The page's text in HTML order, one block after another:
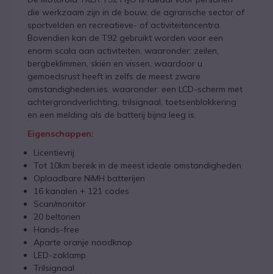
die werkzaam zijn in de bouw, de agrarische sector of
sportvelden en recreatieve- of activiteitencentra.
Bovendien kan de T92 gebruikt worden voor een
enorm scala aan activiteiten, waaronder: zeilen,
bergbeklimmen, skiën en vissen, waardoor u
gemoedsrust heeft in zelfs de meest zware
omstandigheden.ies, waaronder: een LCD-scherm met
achtergrondverlichting, trilsignaal, toetsenblokkering
en een melding als de batterij bijna leeg is.
Eigenschappen:
Licentievrij
Tot 10km bereik in de meest ideale omstandigheden
Oplaadbare NiMH batterijen
16 kanalen + 121 codes
Scan/monitor
20 beltonen
Hands-free
Aparte oranje noodknop
LED-zaklamp
Trilsignaal